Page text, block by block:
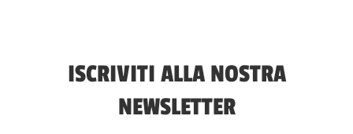
ISCRIVITI ALLA NOSTRA
NEWSLETTER